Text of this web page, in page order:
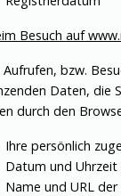
Besuch auf
Aufrufen, bzw.
Daten, die
durch den
Ihre persönlich
Datum und
Name und URL